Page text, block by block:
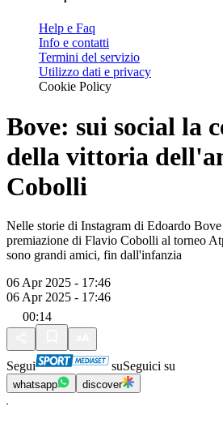
Help e Faq
Info e contatti
Termini del servizio
Utilizzo dati e privacy
Cookie Policy
Bove: sui social la
della vittoria
Cobolli
Nelle storie di Instagram di Edoardo
premiazione di Flavio Cobolli al torneo
sono grandi amici, fin dall'infanzia
06 Apr 2025 - 17:46
06 Apr 2025 - 17:46
00:14
Segui suSeguici su
whatsapp discover